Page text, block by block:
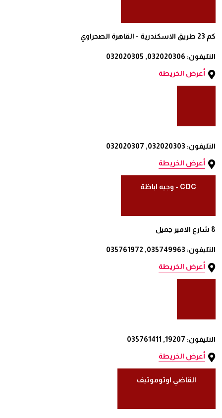
كم 23 طريق الاسكندرية - القاهرة الصحراوي
التليفون: 032020306, 032020305
أعرض الخريطة
التليفون: 032020303, 032020307
أعرض الخريطة
CDC - وجيه اباظة
8 شارع الامير جميل
التليفون: 035749963, 035761972
أعرض الخريطة
التليفون: 19207, 035761411
أعرض الخريطة
القاضي اوتوموتيف